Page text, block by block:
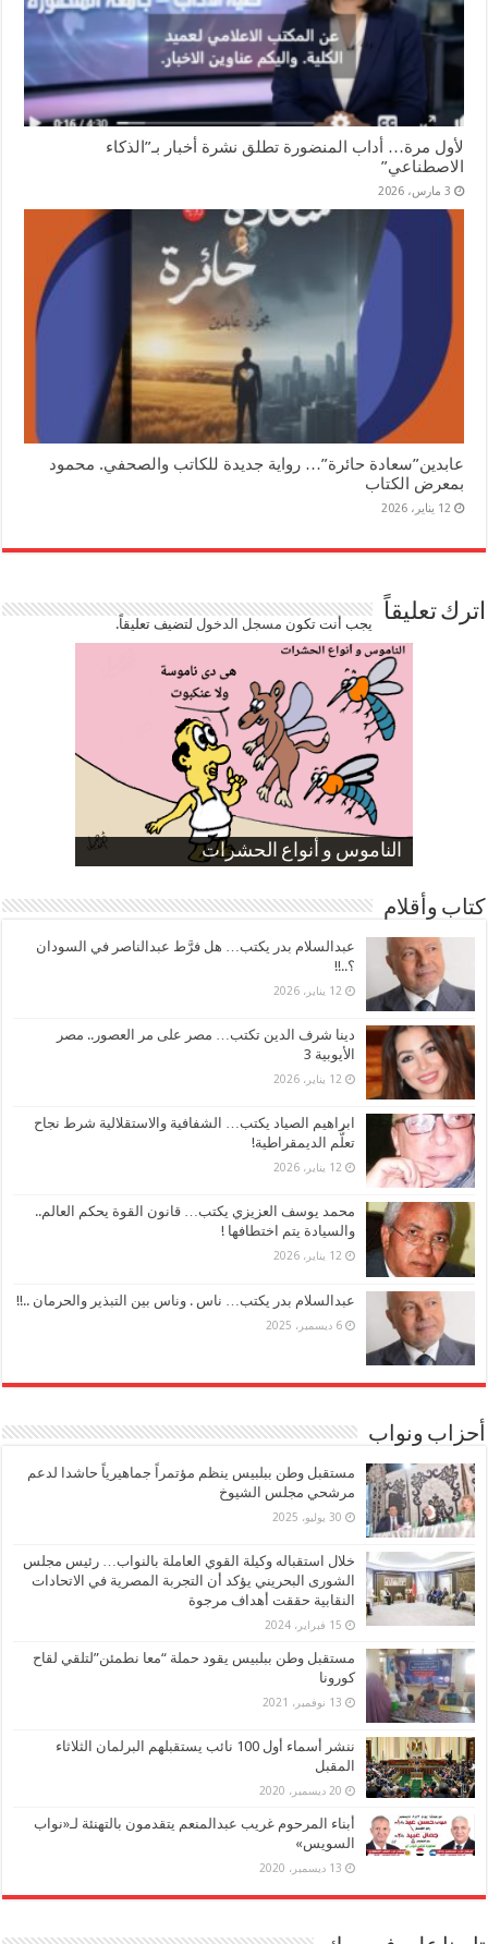
لأول مرة… أداب المنضورة تطلق نشرة أخبار بـ”الذكاء
الاصطناعي”
3 مارس، 2026
عابدين”سعادة حائرة”… رواية جديدة للكاتب والصحفي. محمود
بمعرض الكتاب
12 يناير، 2026
اترك تعليقاً يجب أنت تكون مسجل الدخوللتضيف تعليقاً.
الناموس و أنواع الحشرات
الموظفين بعد ارتفاع الأسعار
ارتفاع نسبة الطلاق في مصر
صورة كاركاتيرية
صورة كاركاتيرية
كتاب وأقلام
عبدالسلام بدر يكتب… هل فرَّط عبدالناصر في السودان
؟..!!
12 يناير، 2026
دينا شرف الدين تكتب… مصر على مر العصور.. مصر
الأيوبية 3
12 يناير، 2026
ابراهيم الصياد يكتب… الشفافية والاستقلالية شرط نجاح
تعلُّم الديمقراطية!
12 يناير، 2026
محمد يوسف العزيزي يكتب… قانون القوة يحكم العالم..
والسيادة يتم اختطافها !
12 يناير، 2026
عبدالسلام بدر يكتب… ناس . وناس بين التبذير والحرمان ..!!
6 ديسمبر، 2025
أحزاب ونواب
مستقبل وطن ببلبيس ينظم مؤتمراً جماهيرياً حاشدا لدعم
مرشحي مجلس الشيوخ
30 يوليو، 2025
خلال استقباله وكيلة القوي العاملة بالنواب… رئيس مجلس
الشورى البحريني يؤكد أن التجربة المصرية في الاتحادات
النقابية حققت أهداف مرجوة
15 فبراير، 2024
مستقبل وطن ببلبيس يقود حملة “معا نطمئن”لتلقي لقاح
كورونا
13 نوفمبر، 2021
ننشر أسماء أول 100 نائب يستقبلهم البرلمان الثلاثاء
المقبل
20 ديسمبر، 2020
أبناء المرحوم غريب عبدالمنعم يتقدمون بالتهنئة لـ«نواب
السويس»
13 ديسمبر، 2020